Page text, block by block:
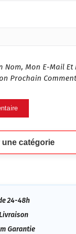
Nom, Mon E-Mail Et
Prochain
24-48h
Garantie